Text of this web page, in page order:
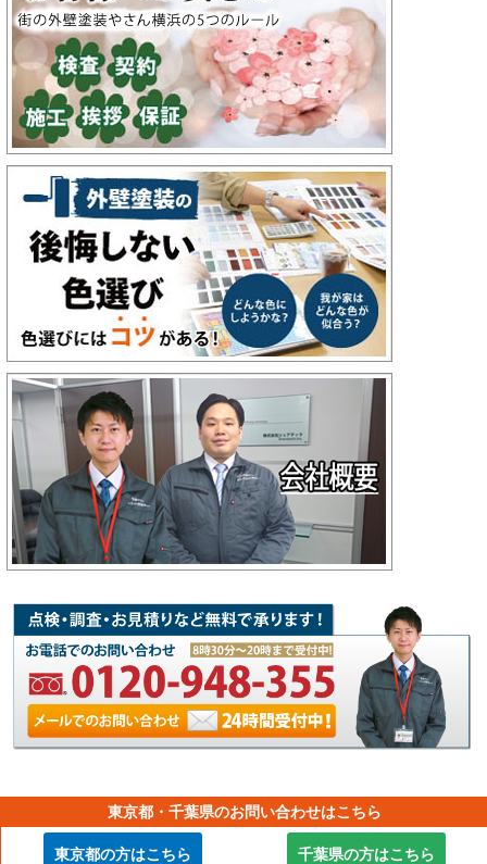
【横浜市外壁塗装工事の専門店】
東京都・千葉県のお問い合わせはこちら
東京都の方はこちら 千葉県の方はこちら